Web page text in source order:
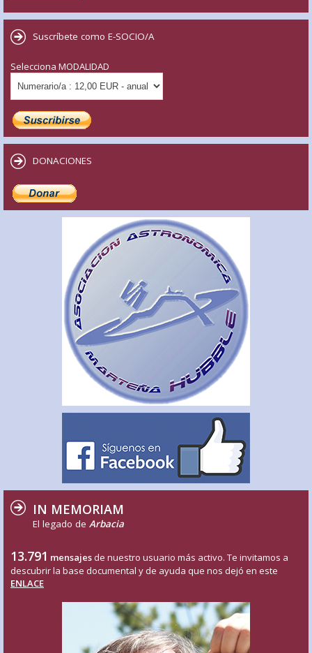
Suscríbete como E-SOCIO/A
Selecciona MODALIDAD
DONACIONES
IN MEMORIAM
El legado de Arbacia
13.791 mensajes de nuestro usuario más activo. Te invitamos a
descubrir la base documental y de ayuda que nos dejó en este
ENLACE